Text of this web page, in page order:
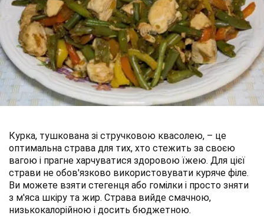
Курка, тушкована зі стручковою квасолею, – це
оптимальна страва для тих, хто стежить за своєю
вагою і прагне харчуватися здоровою їжею. Для цієї
страви не обов'язково використовувати куряче філе.
Ви можете взяти стегенця або гомілки і просто зняти
з м'яса шкіру та жир. Страва вийде смачною,
низькокалорійною і досить бюджетною.